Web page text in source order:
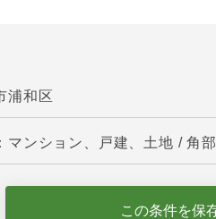
浦和区
マンション、戸建、土地 / 角
この条件を保